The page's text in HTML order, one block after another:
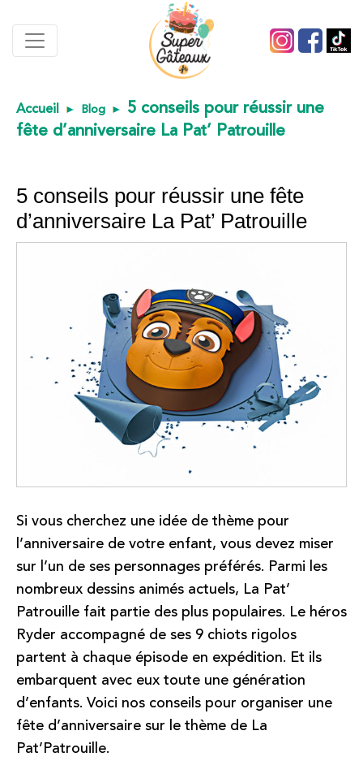
Accueil Blog
5 conseils pour réussir une
fête d’anniversaire La Pat’ Patrouille
5 conseils pour réussir une fête
d’anniversaire La Pat’ Patrouille
Si vous cherchez une idée de thème pour
l’anniversaire de votre enfant, vous devez miser
sur l’un de ses personnages préférés. Parmi les
nombreux dessins animés actuels, La Pat’
Patrouille fait partie des plus populaires. Le héros
Ryder accompagné de ses 9 chiots rigolos
partent à chaque épisode en expédition. Et ils
embarquent avec eux toute une génération
d’enfants. Voici nos conseils pour organiser une
fête d’anniversaire sur le thème de La
Pat’Patrouille.